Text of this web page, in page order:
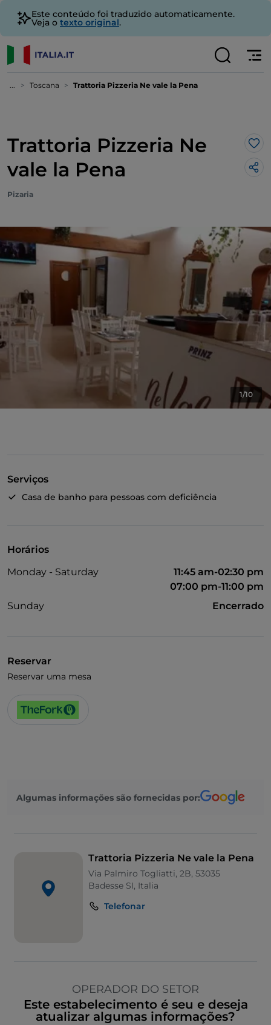
Este conteúdo foi traduzido automaticamente.
Veja o texto original.
... Toscana Trattoria Pizzeria Ne vale la Pena
Trattoria Pizzeria Ne
vale la Pena
Pizaria
1/10
Serviços
Casa de banho para pessoas com deficiência
Horários
Monday - Saturday
11:45 am-02:30 pm
07:00 pm-11:00 pm
Sunday
Encerrado
Reservar
Reservar uma mesa
Algumas informações são fornecidas por:
Trattoria Pizzeria Ne vale la Pena
Via Palmiro Togliatti, 2B, 53035
Badesse SI, Italia
Telefonar
OPERADOR DO SETOR
Este estabelecimento é seu e deseja
atualizar algumas informações?